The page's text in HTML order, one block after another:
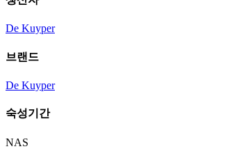
De Kuyper
브랜드
De Kuyper
숙성기간
NAS